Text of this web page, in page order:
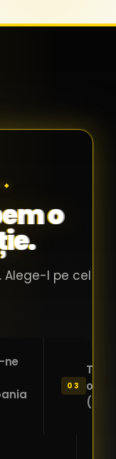
◆
o
Alege-l pe cel
ne
03
o